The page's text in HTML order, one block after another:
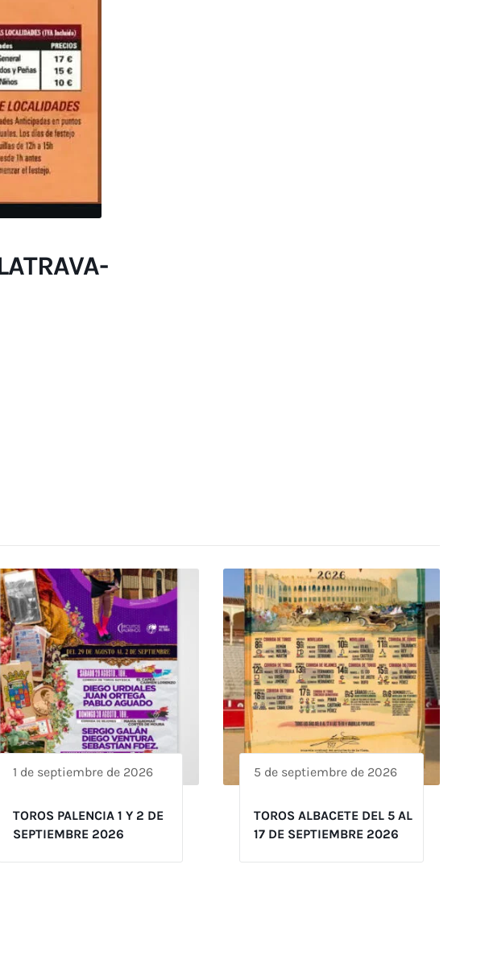
1 de septiembre de 2026
TOROS PALENCIA 1 Y 2 DE
SEPTIEMBRE 2026
5 de septiembre de 2026
TOROS ALBACETE DEL 5 AL
17 DE SEPTIEMBRE 2026